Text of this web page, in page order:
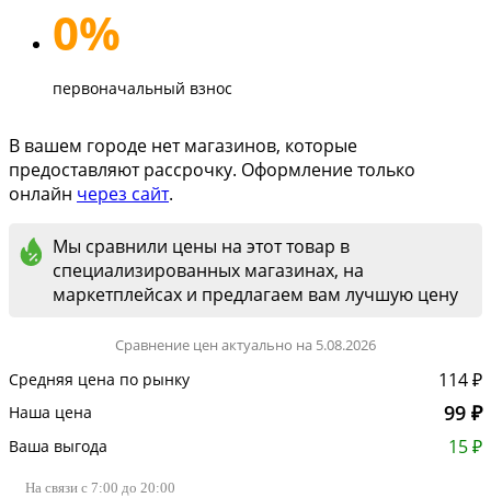
0%
первоначальный взнос
В вашем городе нет магазинов, которые
предоставляют рассрочку. Оформление только
онлайн через сайт.
Мы сравнили цены на этот товар в
специализированных магазинах, на
маркетплейсах и предлагаем вам лучшую цену
Сравнение цен актуально на 5.08.2026
Средняя цена по рынку 114 ₽
Наша цена 99 ₽
Ваша выгода 15 ₽
На связи с 7:00 до 20:00